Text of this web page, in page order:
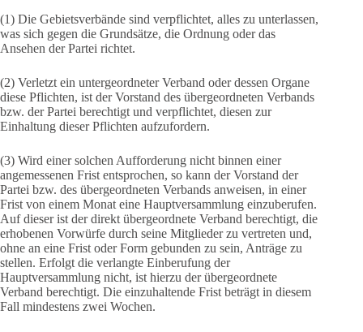
(1) Die Gebietsverbände sind verpflichtet, alles zu unterlassen,
was sich gegen die Grundsätze, die Ordnung oder das
Ansehen der Partei richtet.
(2) Verletzt ein untergeordneter Verband oder dessen Organe
diese Pflichten, ist der Vorstand des übergeordneten Verbands
bzw. der Partei berechtigt und verpflichtet, diesen zur
Einhaltung dieser Pflichten aufzufordern.
(3) Wird einer solchen Aufforderung nicht binnen einer
angemessenen Frist entsprochen, so kann der Vorstand der
Partei bzw. des übergeordneten Verbands anweisen, in einer
Frist von einem Monat eine Hauptversammlung einzuberufen.
Auf dieser ist der direkt übergeordnete Verband berechtigt, die
erhobenen Vorwürfe durch seine Mitglieder zu vertreten und,
ohne an eine Frist oder Form gebunden zu sein, Anträge zu
stellen. Erfolgt die verlangte Einberufung der
Hauptversammlung nicht, ist hierzu der übergeordnete
Verband berechtigt. Die einzuhaltende Frist beträgt in diesem
Fall mindestens zwei Wochen.